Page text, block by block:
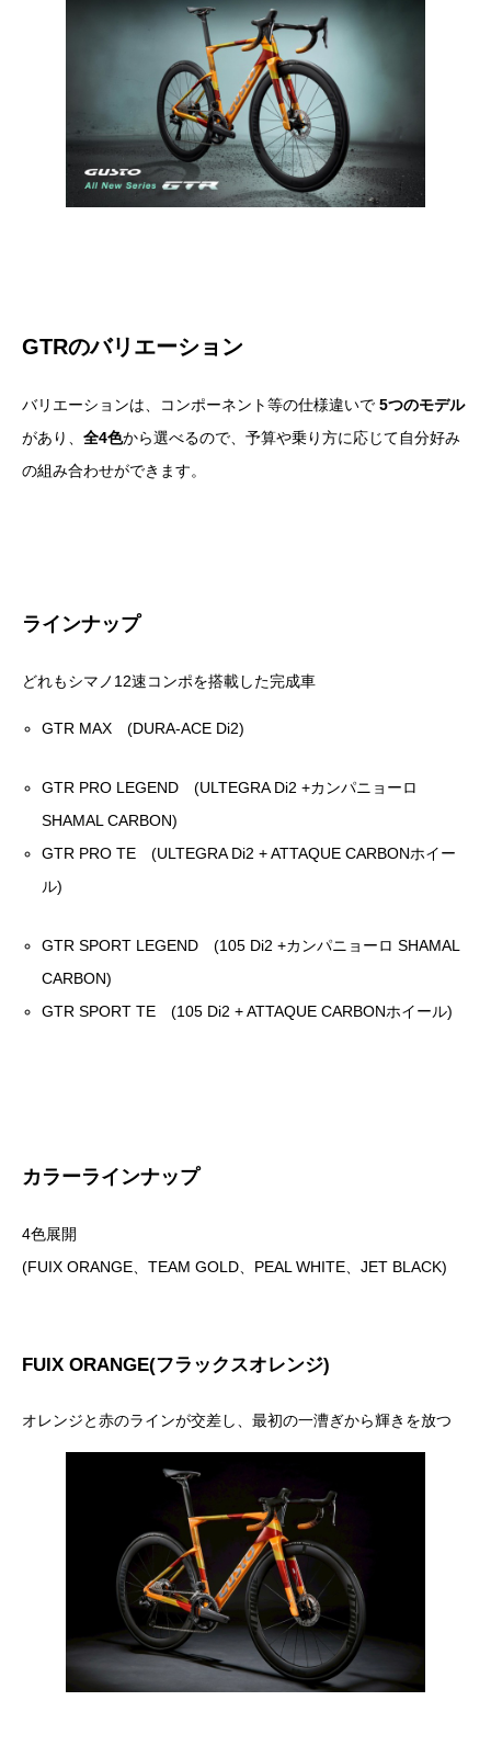
GTRのバリエーション
バリエーションは、コンポーネント等の仕様違いで 5つのモデル
があり、 全4色から選べるので、予算や乗り方に応じて自分好み
の組み合わせができます。
ラインナップ
どれもシマノ12速コンポを搭載した完成車
GTR MAX (DURA-ACE Di2)
GTR PRO LEGEND (ULTEGRA Di2 +カンパニョーロ
SHAMAL CARBON)
GTR PRO TE (ULTEGRA Di2 + ATTAQUE CARBONホイー
ル)
GTR SPORT LEGEND (105 Di2 +カンパニョーロ SHAMAL
CARBON)
GTR SPORT TE (105 Di2 + ATTAQUE CARBONホイール)
カラーラインナップ
4色展開
(FUIX ORANGE、TEAM GOLD、PEAL WHITE、JET BLACK)
FUIX ORANGE(フラックスオレンジ)
オレンジと赤のラインが交差し、最初の一漕ぎから輝きを放つ